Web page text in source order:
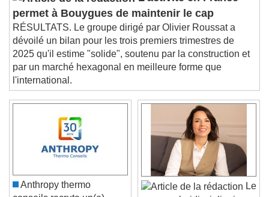
Picture-in-Picture
Fullscreen
This is a modal window.
Beginning of dialog window. Escape will cancel
and close the window.
Text
Color Opacity
Text Background
Color
Caption Area Background
Color
L'activité en France
permet à Bouygues de maintenir le cap
RÉSULTATS. Le groupe dirigé par Olivier Roussat a
dévoilé un bilan pour les trois premiers trimestres de
2025 qu'il estime "solide", soutenu par la construction et
par un marché hexagonal en meilleure forme que
l'international.
Anthropy thermo